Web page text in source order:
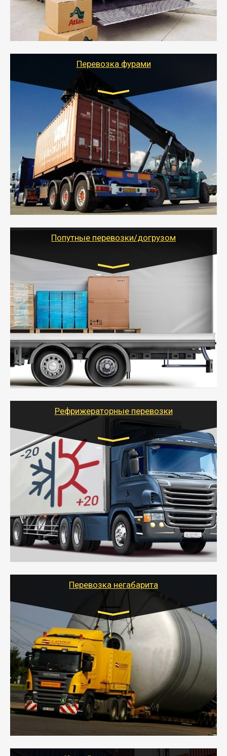
- Тайгер Логистик подберет автотранспорт, быстро и
качественно организует переезд к новому месту
службы или работы с гарантией сохранности груза и
оформлением документов, подтверждающих
Перевозка фурами
Транспорт:
Еврофура Тент от 5 до 10 тонн
грузоподъемность
от 10 000 руб. Возможен догруз
- Доставка фурой до 20 т возможна для больших
объемов грузов, упакованных в коробки, мешки,
паллеты и россыпью в самые отдаленные места
России с гарантией полной сохранности.
- Тайгер Логистик предоставляет услуги по
грузоперевозкам для физических и юридических лиц
Попутные перевозки/догрузом
Транспорт:
Газель (1,5 и 3 тонны), Бычок, Еврофура от 5 до
10 тонн
от 5000 руб. Возможен догруз
- Экономный способ доставить вещи от 200 кг в
другой город - догрузом или попутно. Попутные
грузоперевозки для физлиц, ИП и юрлиц обходятся
дешевле.
- Тайгер Логистик организует доставку
крупногабаритных и личных вещей по нужному
для погрузочно-разгрузочных работ при перевозке.
Рефрижераторные перевозки
Транспорт:
Газель (1,5 и 3 тонны), Бычок, Еврофура от 5 до
10 тонн
от 6000 руб.
- Рефрижераторные перевозки грузов с
соблюдением температурного режима, работающим
термописцем, санитарной обработкой кузова и мед.
книжкой у водителя.
- Тайгер Логистик поможет быстро перевезти
скоропортящиеся продукты в любой город России с
Перевозка негабарита
Цена за км. Рассчитывается
индивидуально
- Перевозка техники и негабаритных грузов
осуществляется после получения разрешения на
перевозку (обычно 7-14 дней).
- Тайгер Логистик в короткие сроки поможет вам
качественно и безопасно перевезти негабаритные
грузы по всей России тралом, манипулятором и
другим транспортом и подобрать оптимальный